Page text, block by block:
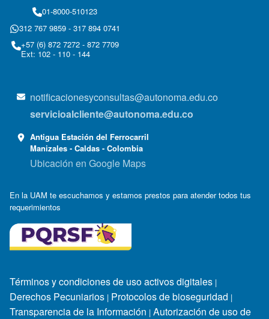
01-8000-510123
312 767 9859 - 317 894 0741
+57 (6) 872 7272 - 872 7709
Ext: 102 - 110 - 144
notificacionesyconsultas@autonoma.edu.co
servicioalcliente@autonoma.edu.co
Antigua Estación del Ferrocarril
Manizales - Caldas - Colombia
Ubicación en Google Maps
En la UAM te escuchamos y estamos prestos para atender todos tus
requerimientos
Términos y condiciones de uso activos digitales |
Derechos Pecuniarios | Protocolos de bioseguridad |
Transparencia de la Información | Autorización de uso de